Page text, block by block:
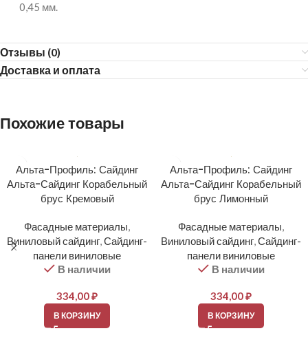
0,45 мм.
Отзывы (0)
Доставка и оплата
Похожие товары
Альта-Профиль: Сайдинг
Альта-Сайдинг Корабельный
брус Кремовый
Фасадные материалы,
Виниловый сайдинг,Сайдинг-
панели виниловые
В наличии
334,00₽
В КОРЗИНУ
Альта-Профиль: Сайдинг
Альта-Сайдинг Корабельный
брус Лимонный
Фасадные материалы,
Виниловый сайдинг,Сайдинг-
панели виниловые
В наличии
334,00₽
В КОРЗИНУ